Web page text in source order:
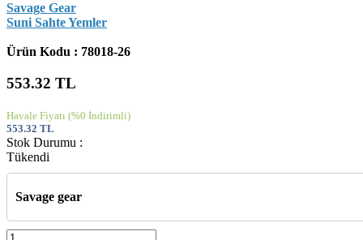
Savage Gear
Suni Sahte Yemler
Ürün Kodu : 78018-26
553.32 TL
Havale Fiyatı (%0 İndirimli)
553.32 TL
Stok Durumu :
Tükendi
Savage gear